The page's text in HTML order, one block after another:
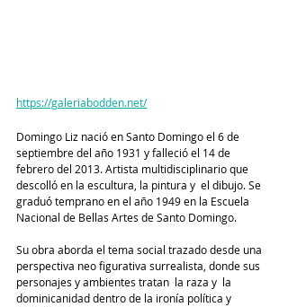
https://galeriabodden.net/
Domingo Liz nació en Santo Domingo el 6 de
septiembre del año 1931 y falleció el 14 de
febrero del 2013. Artista multidisciplinario que
descolló en la escultura, la pintura y  el dibujo. Se
graduó temprano en el año 1949 en la Escuela
Nacional de Bellas Artes de Santo Domingo.
Su obra aborda el tema social trazado desde una
perspectiva neo figurativa surrealista, donde sus
personajes y ambientes tratan  la raza y  la
dominicanidad dentro de la ironía política y